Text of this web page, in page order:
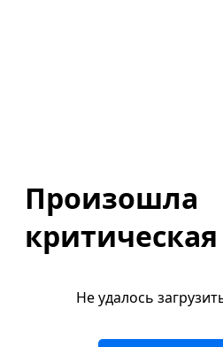
Произошла
Не удалось